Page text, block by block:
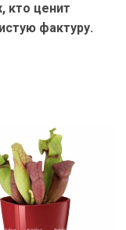
кто ценит
фактуру.